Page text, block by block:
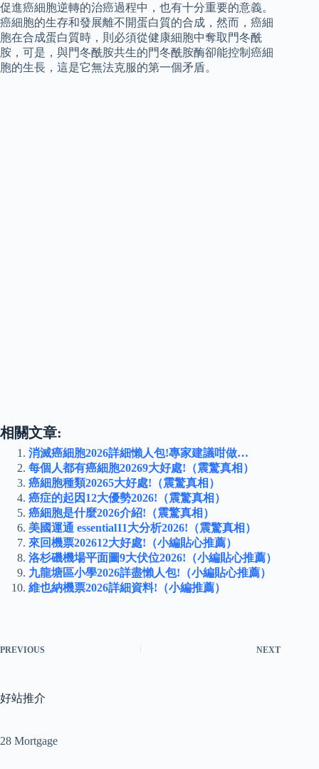
促進癌細胞逆轉的治癌過程中，也有十分重要的意義。
癌細胞的生存和發展離不開蛋白質的合成，然而，癌細
胞在合成蛋白質時，則必須從健康細胞中奪取門冬酰
胺，可是，與門冬酰胺共生的門冬酰胺酶卻能控制癌細
胞的生長，這是它無法克服的第一個矛盾。
相關文章:
消滅癌細胞2026詳細懶人包!專家建議咁做…
每個人都有癌細胞20269大好處!（震驚真相）
癌細胞種類20265大好處!（震驚真相）
癌症的起因12大優勢2026!（震驚真相）
癌細胞是什麼2026介紹!（震驚真相）
美國運通 essential11大分析2026!（震驚真相）
來回機票202612大好處!（小編貼心推薦）
洛杉磯機場平面圖9大伏位2026!（小編貼心推薦）
九龍塘區小學2026詳盡懶人包!（小編貼心推薦）
維也納機票2026詳細資料!（小編推薦）
PREVIOUS NEXT
好站推介
28 Mortgage